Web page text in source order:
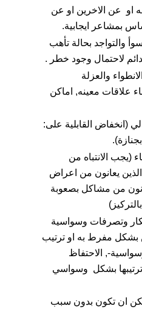
او عن الاخرين او عن
بمشاعر ايجابية.
والتواجد بحالة تأهب
لاحتمال وجود خطر .
والعزلة
علاقات معينه, اماكن
(انخفاض القابلية على:
(يجب الانتباه من
يعانون من اعراض
من مشاكل بصعوبة
وتصرفات وسواسية
بشكل مفرط به او ترتيب
, الاحتفاظ
بشكل وسواسي
ان تكون بدون سبب